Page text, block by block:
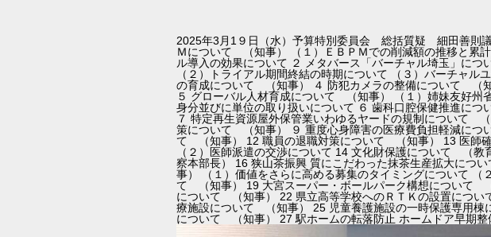
2025年3月1９日（水）予算特別委員会 総括質疑 細田善則
Ｍについて （知事） （１）ＥＢＰＭでの削減額の推移と累
ル導入の効果について ２ メタバース「バーチャル埼玉」に
（２）トライアル期間終結の時期について （３）バーチャ
の育成について （知事） ４ 防犯カメラの整備について （
５ グローバル人材育成について （知事） （１）姉妹友好州
身分並びに単位の取り扱いについて ６ 歯科口腔保健推進に
７ 特定再生資源屋外保管業いわゆるヤードの規制について
策について （知事） ９ 重度心身障害の医療費負担軽減に
て （知事） 12 職員の退職対策について （知事） 13 医師
（２）医師派遣の交渉について 14 文化財保護について （
察本部長） 16 狭山茶振興 質にこだわった抹茶生産拡大に
事） （１）価値をさらに高める募集のタイミングについて
て （知事） 19 大宮スーパー・ボールパーク構想について
について （知事） 22 県立高等学校へのＲＴＫの設置につ
療施設について （知事） 25 児童養護施設の一時保護専用
について （知事） 27 駅ホームの転落防止 ホームドア早期